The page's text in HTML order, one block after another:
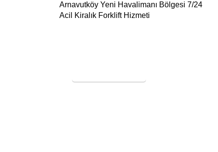
Arnavutköy Yeni Havalimanı Bölgesi 7/24
Acil Kiralık Forklift Hizmeti
SERVİS TALEBİ